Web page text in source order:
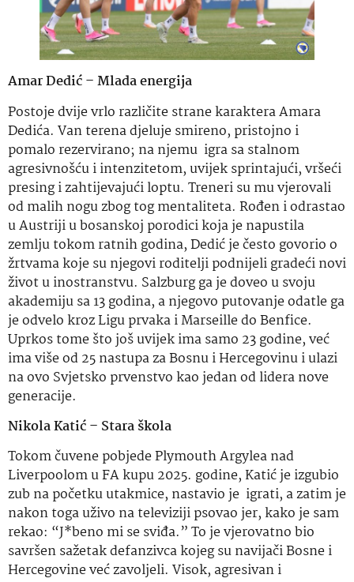
Amar Dedić – Mlada energija
Postoje dvije vrlo različite strane karaktera Amara
Dedića. Van terena djeluje smireno, pristojno i
pomalo rezervirano; na njemu igra sa stalnom
agresivnošću i intenzitetom, uvijek sprintajući, vršeći
presing i zahtijevajući loptu. Treneri su mu vjerovali
od malih nogu zbog tog mentaliteta. Rođen i odrastao
u Austriji u bosanskoj porodici koja je napustila
zemlju tokom ratnih godina, Dedić je često govorio o
žrtvama koje su njegovi roditelji podnijeli gradeći novi
život u inostranstvu. Salzburg ga je doveo u svoju
akademiju sa 13 godina, a njegovo putovanje odatle ga
je odvelo kroz Ligu prvaka i Marseille do Benfice.
Uprkos tome što još uvijek ima samo 23 godine, već
ima više od 25 nastupa za Bosnu i Hercegovinu i ulazi
na ovo Svjetsko prvenstvo kao jedan od lidera nove
generacije.
Nikola Katić – Stara škola
Tokom čuvene pobjede Plymouth Argylea nad
Liverpoolom u FA kupu 2025. godine, Katić je izgubio
zub na početku utakmice, nastavio je igrati, a zatim je
nakon toga uživo na televiziji psovao jer, kako je sam
rekao: “J*beno mi se sviđa.” To je vjerovatno bio
savršen sažetak defanzivca kojeg su navijači Bosne i
Hercegovine već zavoljeli. Visok, agresivan i